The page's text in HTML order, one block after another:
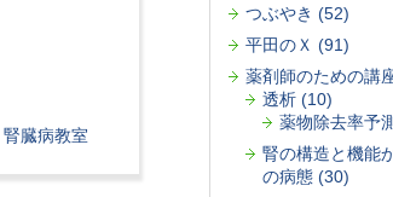
腎臓病教室
つぶやき (52)
平田のＸ (91)
薬剤師のための講
透析 (10)
薬物除去率予
腎の構造と機能
の病態 (30)